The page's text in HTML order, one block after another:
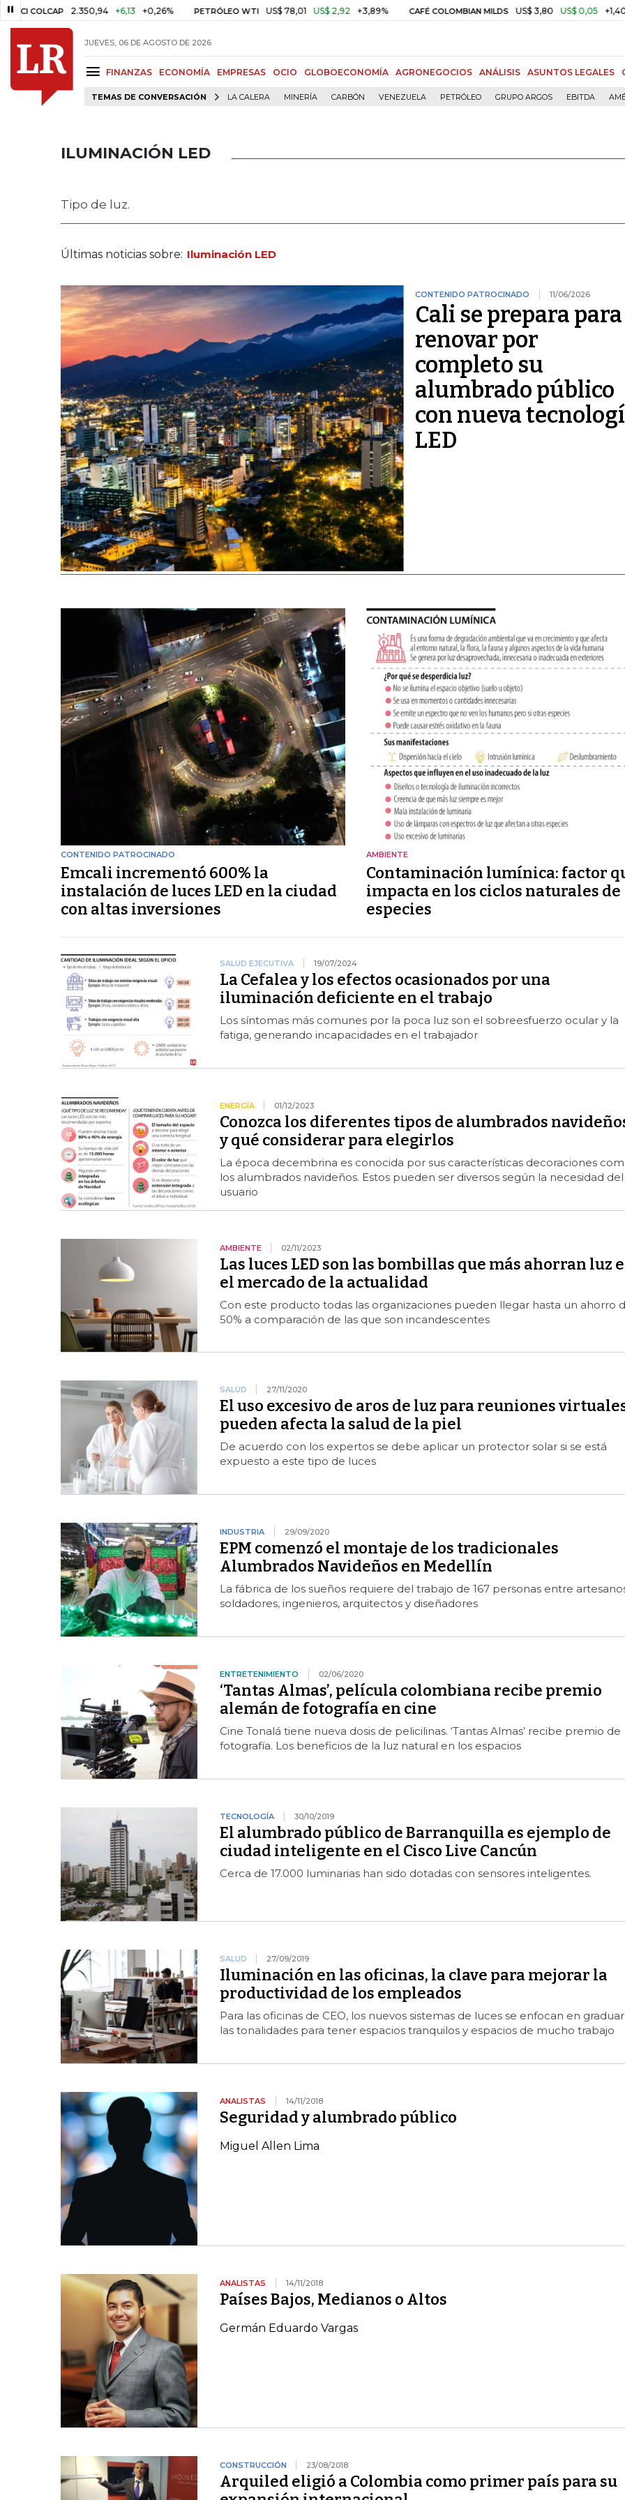
2.350,94 +6,13 +0,26% PETRÓLEO WTI US$ 78,01 US$ 2,92 +3,89% CAFÉ COLOMBIAN MILDS US$ 3,80 US$ 0,05 +1,40%
JUEVES, 06 DE AGOSTO DE 2026
FINANZAS ECONOMÍA EMPRESAS OCIO GLOBOECONOMÍA AGRONEGOCIOS ANÁLISIS ASUNTOS LEGALES
TEMAS DE CONVERSACIÓN LA CALERA MINERÍA CARBÓN VENEZUELA PETRÓLEO GRUPO ARGOS EBITDA
ILUMINACIÓN LED
Tipo de luz.
Últimas noticias sobre: Iluminación LED
CONTENIDO PATROCINADO 11/06/2026
Cali se prepara para
renovar por
completo su
alumbrado público
con nueva
LED
CONTENIDO PATROCINADO
Emcali incrementó 600% la
instalación de luces LED en la ciudad
con altas inversiones
AMBIENTE
Contaminación lumínica: factor
impacta en los ciclos naturales de
especies
SALUD EJECUTIVA 19/07/2024
La Cefalea y los efectos ocasionados por una
iluminación deficiente en el trabajo
Los síntomas más comunes por la poca luz son el sobreesfuerzo ocular y la
fatiga, generando incapacidades en el trabajador
ENERGÍA 01/12/2023
Conozca los diferentes tipos de alumbrados
y qué considerar para elegirlos
La época decembrina es conocida por sus características decoraciones
los alumbrados navideños. Estos pueden ser diversos según la necesidad del
usuario
AMBIENTE 02/11/2023
Las luces LED son las bombillas que más ahorran luz
el mercado de la actualidad
Con este producto todas las organizaciones pueden llegar hasta un ahorro
50% a comparación de las que son incandescentes
SALUD 27/11/2020
El uso excesivo de aros de luz para reuniones
pueden afecta la salud de la piel
De acuerdo con los expertos se debe aplicar un protector solar si se está
expuesto a este tipo de luces
INDUSTRIA 29/09/2020
EPM comenzó el montaje de los tradicionales
Alumbrados Navideños en Medellín
La fábrica de los sueños requiere del trabajo de 167 personas entre
soldadores, ingenieros, arquitectos y diseñadores
ENTRETENIMIENTO 02/06/2020
‘Tantas Almas’, película colombiana recibe premio
alemán de fotografía en cine
Cine Tonalá tiene nueva dosis de pelicilinas. ‘Tantas Almas’ recibe premio de
fotografía. Los beneficios de la luz natural en los espacios
TECNOLOGÍA 30/10/2019
El alumbrado público de Barranquilla es ejemplo de
ciudad inteligente en el Cisco Live Cancún
Cerca de 17.000 luminarias han sido dotadas con sensores inteligentes.
SALUD 27/09/2019
Iluminación en las oficinas, la clave para mejorar la
productividad de los empleados
Para las oficinas de CEO, los nuevos sistemas de luces se enfocan en graduar
las tonalidades para tener espacios tranquilos y espacios de mucho trabajo
ANALISTAS 14/11/2018
Seguridad y alumbrado público
Miguel Allen Lima
ANALISTAS 14/11/2018
Países Bajos, Medianos o Altos
Germán Eduardo Vargas
CONSTRUCCIÓN 23/08/2018
Arquiled eligió a Colombia como primer país para su